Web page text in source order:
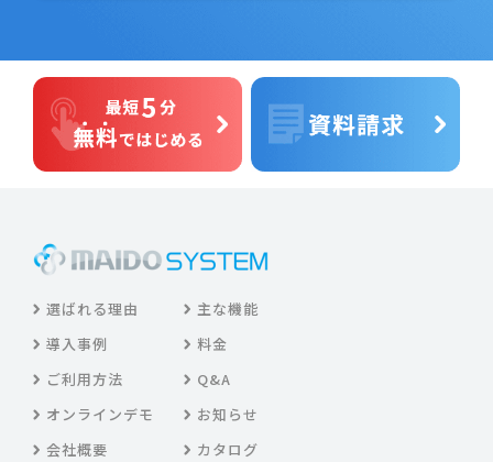
選ばれる理由
主な機能
導入事例
料金
ご利用方法
Q&A
オンラインデモ
お知らせ
会社概要
カタログ